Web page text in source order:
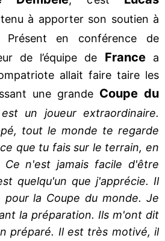
à apporter son soutien à
Présent en conférence de
de l’équipe de Francea
allait faire taire les
une grande Coupe du
un joueur extraordinaire.
tout le monde te regarde
que tu fais sur le terrain, en
n'est jamais facile d'être
quelqu'un que j'apprécie. Il
pour la Coupe du monde. Je
la préparation. Ils m'ont dit
préparé. Il est très motivé, il